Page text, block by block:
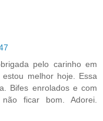
pelo carinho em
melhor hoje. Essa
Bifes enrolados e com
ficar bom. Adorei.